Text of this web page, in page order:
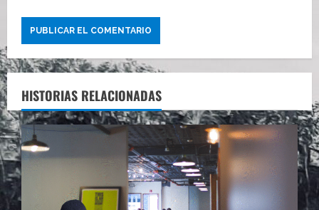
HISTORIAS RELACIONADAS